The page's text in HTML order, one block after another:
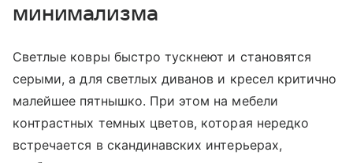
минимализма
Светлые ковры быстро тускнеют и становятся
серыми, а для светлых диванов и кресел критично
малейшее пятнышко. При этом на мебели
контрастных темных цветов, которая нередко
встречается в скандинавских интерьерах,